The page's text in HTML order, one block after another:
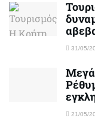
31/05/
21/05/